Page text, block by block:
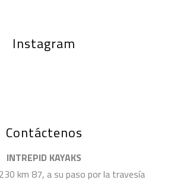
Instagram
Contáctenos
INTREPID KAYAKS
km 87, a su paso por la travesía